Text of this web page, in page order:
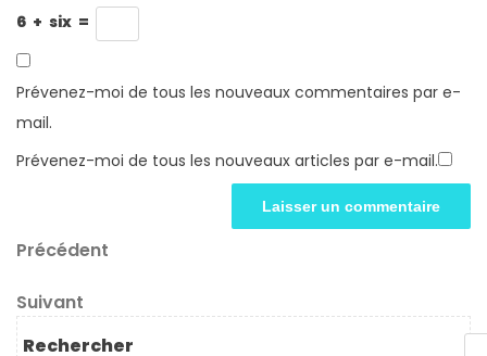
6 + six =
Prévenez-moi de tous les nouveaux commentaires par e-
mail.
Prévenez-moi de tous les nouveaux articles par e-mail.
Navigation
de
l’article
Article
Précédent
Article
suivant
Suivant
Rechercher